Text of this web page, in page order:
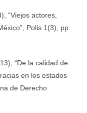
“Viejos actores,
Polis 1(3), pp.
“De la calidad de
en los estados
de Derecho